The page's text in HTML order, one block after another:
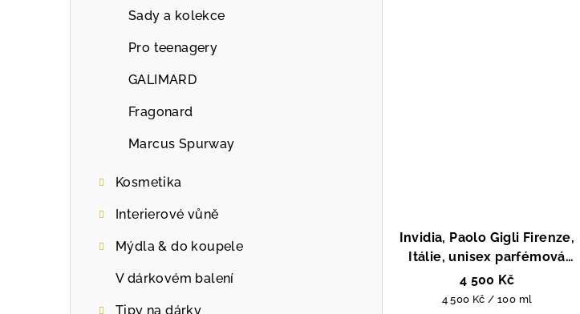
Sady a kolekce
Pro teenagery
GALIMARD
Fragonard
Marcus Spurway
Kosmetika
Interierové vůně
Mýdla & do koupele
V dárkovém balení
Tipy na dárky
Invidia, Paolo Gigli Firenze,
Itálie, unisex parfémová
voda, 100 ml
4 500 Kč
Měrná
4 500 Kč / 100 ml